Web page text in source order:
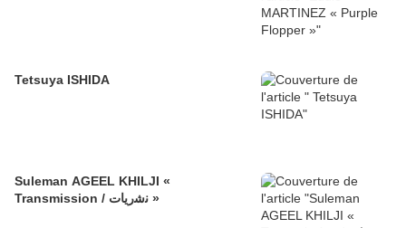
Tetsuya ISHIDA
Suleman AGEEL KHILJI «
Transmission / ﻧﺷرﯾﺎت »